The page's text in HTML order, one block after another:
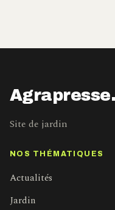
Site de jardin
NOS THÉMATIQUES
Actualités
Jardin